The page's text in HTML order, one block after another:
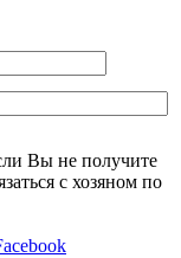
Вы не получите
с хозяном по